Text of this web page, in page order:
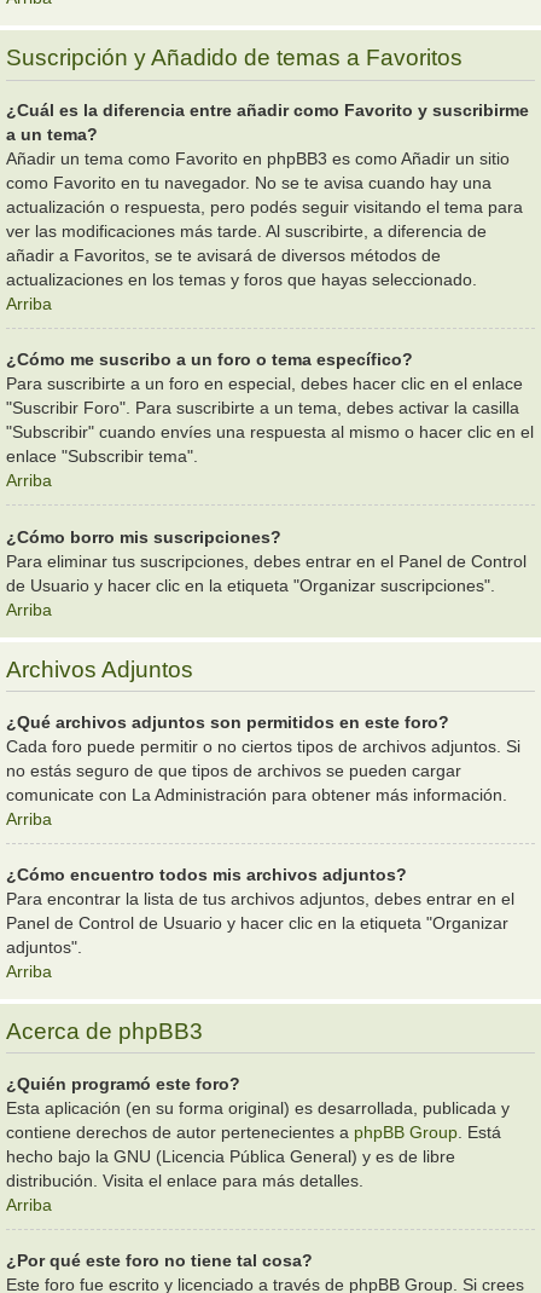
Suscripción y Añadido de temas a Favoritos
¿Cuál es la diferencia entre añadir como Favorito y suscribirme
a un tema?
Añadir un tema como Favorito en phpBB3 es como Añadir un sitio
como Favorito en tu navegador. No se te avisa cuando hay una
actualización o respuesta, pero podés seguir visitando el tema para
ver las modificaciones más tarde. Al suscribirte, a diferencia de
añadir a Favoritos, se te avisará de diversos métodos de
actualizaciones en los temas y foros que hayas seleccionado.
Arriba
¿Cómo me suscribo a un foro o tema específico?
Para suscribirte a un foro en especial, debes hacer clic en el enlace
"Suscribir Foro". Para suscribirte a un tema, debes activar la casilla
"Subscribir" cuando envíes una respuesta al mismo o hacer clic en el
enlace "Subscribir tema".
Arriba
¿Cómo borro mis suscripciones?
Para eliminar tus suscripciones, debes entrar en el Panel de Control
de Usuario y hacer clic en la etiqueta "Organizar suscripciones".
Arriba
Archivos Adjuntos
¿Qué archivos adjuntos son permitidos en este foro?
Cada foro puede permitir o no ciertos tipos de archivos adjuntos. Si
no estás seguro de que tipos de archivos se pueden cargar
comunicate con La Administración para obtener más información.
Arriba
¿Cómo encuentro todos mis archivos adjuntos?
Para encontrar la lista de tus archivos adjuntos, debes entrar en el
Panel de Control de Usuario y hacer clic en la etiqueta "Organizar
adjuntos".
Arriba
Acerca de phpBB3
¿Quién programó este foro?
Esta aplicación (en su forma original) es desarrollada, publicada y
contiene derechos de autor pertenecientes a phpBB Group . Está
hecho bajo la GNU (Licencia Pública General) y es de libre
distribución. Visita el enlace para más detalles.
Arriba
¿Por qué este foro no tiene tal cosa?
Este foro fue escrito y licenciado a través de phpBB Group. Si crees